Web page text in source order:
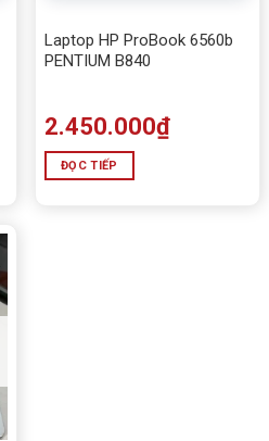
Laptop HP ProBook 6560b
PENTIUM B840
2.450.000₫
ĐỌC TIẾP